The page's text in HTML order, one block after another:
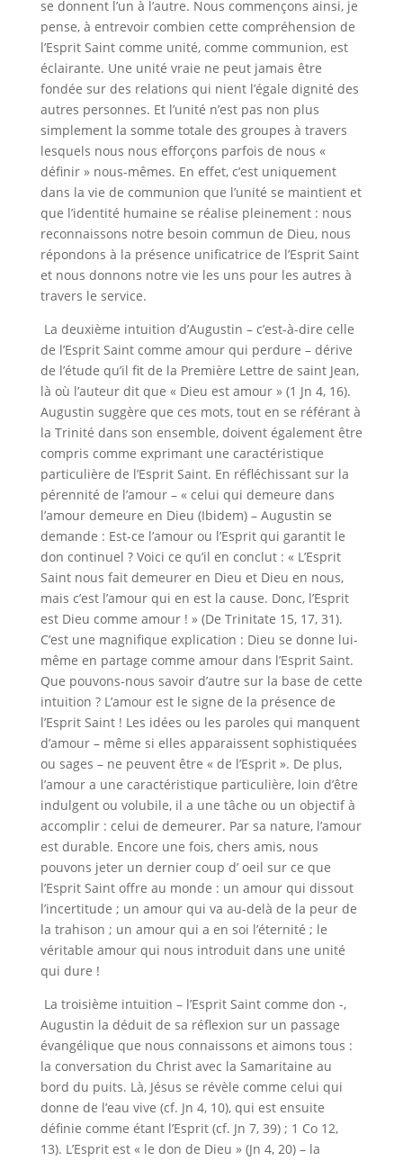
se donnent l’un à l’autre. Nous commençons ainsi, je
pense, à entrevoir combien cette compréhension de
l’Esprit Saint comme unité, comme communion, est
éclairante. Une unité vraie ne peut jamais être
fondée sur des relations qui nient l’égale dignité des
autres personnes. Et l’unité n’est pas non plus
simplement la somme totale des groupes à travers
lesquels nous nous efforçons parfois de nous «
définir » nous-mêmes. En effet, c’est uniquement
dans la vie de communion que l’unité se maintient et
que l’identité humaine se réalise pleinement : nous
reconnaissons notre besoin commun de Dieu, nous
répondons à la présence unificatrice de l’Esprit Saint
et nous donnons notre vie les uns pour les autres à
travers le service.
La deuxième intuition d’Augustin – c’est-à-dire celle
de l’Esprit Saint comme amour qui perdure – dérive
de l’étude qu’il fit de la Première Lettre de saint Jean,
là où l’auteur dit que « Dieu est amour » (1 Jn 4, 16).
Augustin suggère que ces mots, tout en se référant à
la Trinité dans son ensemble, doivent également être
compris comme exprimant une caractéristique
particulière de l’Esprit Saint. En réfléchissant sur la
pérennité de l’amour – « celui qui demeure dans
l’amour demeure en Dieu (Ibidem) – Augustin se
demande : Est-ce l’amour ou l’Esprit qui garantit le
don continuel ? Voici ce qu’il en conclut : « L’Esprit
Saint nous fait demeurer en Dieu et Dieu en nous,
mais c’est l’amour qui en est la cause. Donc, l’Esprit
est Dieu comme amour ! » (De Trinitate 15, 17, 31).
C’est une magnifique explication : Dieu se donne lui-
même en partage comme amour dans l’Esprit Saint.
Que pouvons-nous savoir d’autre sur la base de cette
intuition ? L’amour est le signe de la présence de
l’Esprit Saint ! Les idées ou les paroles qui manquent
d’amour – même si elles apparaissent sophistiquées
ou sages – ne peuvent être « de l’Esprit ». De plus,
l’amour a une caractéristique particulière, loin d’être
indulgent ou volubile, il a une tâche ou un objectif à
accomplir : celui de demeurer. Par sa nature, l’amour
est durable. Encore une fois, chers amis, nous
pouvons jeter un dernier coup d’ oeil sur ce que
l’Esprit Saint offre au monde : un amour qui dissout
l’incertitude ; un amour qui va au-delà de la peur de
la trahison ; un amour qui a en soi l’éternité ; le
véritable amour qui nous introduit dans une unité
qui dure !
La troisième intuition – l’Esprit Saint comme don -,
Augustin la déduit de sa réflexion sur un passage
évangélique que nous connaissons et aimons tous :
la conversation du Christ avec la Samaritaine au
bord du puits. Là, Jésus se révèle comme celui qui
donne de l’eau vive (cf. Jn 4, 10), qui est ensuite
définie comme étant l’Esprit (cf. Jn 7, 39) ; 1 Co 12,
13). L’Esprit est « le don de Dieu » (Jn 4, 20) – la